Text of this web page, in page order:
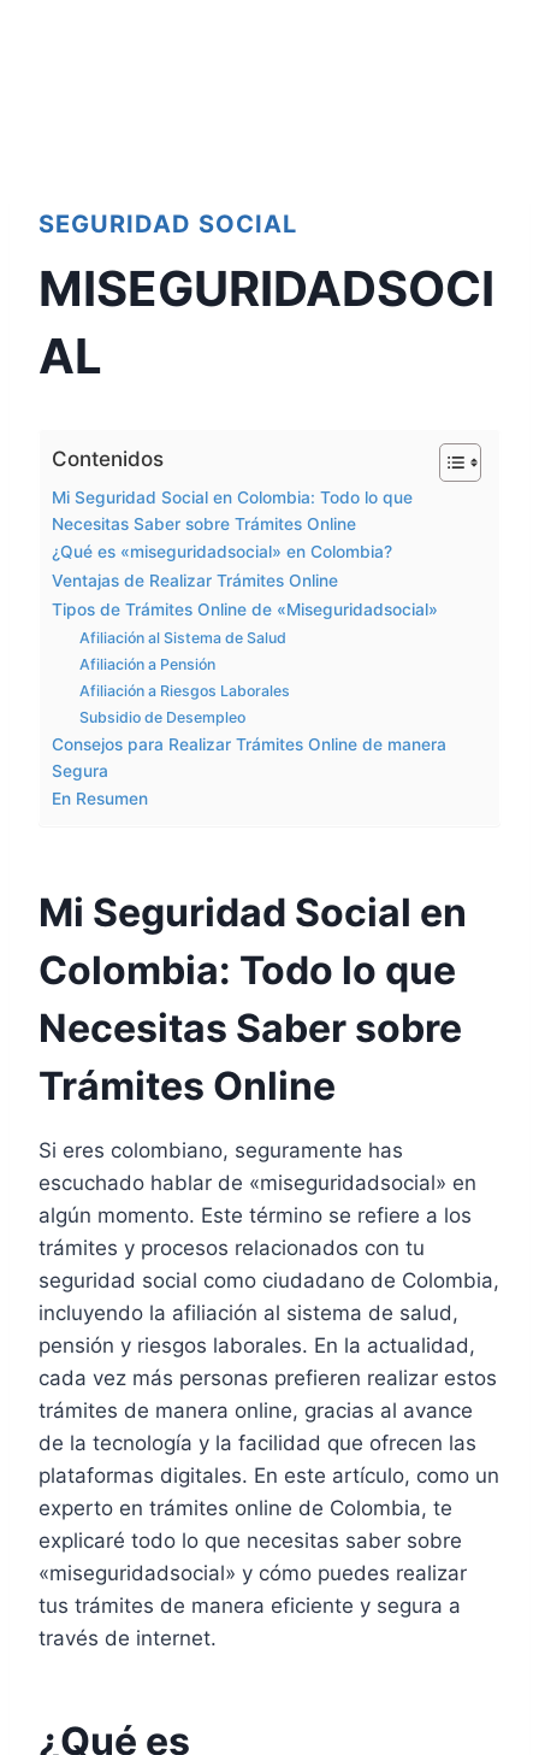
SEGURIDAD SOCIAL
MISEGURIDADSOCI
AL
Contenidos
Mi Seguridad Social en Colombia: Todo lo que
Necesitas Saber sobre Trámites Online
¿Qué es «miseguridadsocial» en Colombia?
Ventajas de Realizar Trámites Online
Tipos de Trámites Online de «Miseguridadsocial»
Afiliación al Sistema de Salud
Afiliación a Pensión
Afiliación a Riesgos Laborales
Subsidio de Desempleo
Consejos para Realizar Trámites Online de manera
Segura
En Resumen
Mi Seguridad Social en
Colombia: Todo lo que
Necesitas Saber sobre
Trámites Online
Si eres colombiano, seguramente has
escuchado hablar de «miseguridadsocial» en
algún momento. Este término se refiere a los
trámites y procesos relacionados con tu
seguridad social como ciudadano de Colombia,
incluyendo la afiliación al sistema de salud,
pensión y riesgos laborales. En la actualidad,
cada vez más personas prefieren realizar estos
trámites de manera online, gracias al avance
de la tecnología y la facilidad que ofrecen las
plataformas digitales. En este artículo, como un
experto en trámites online de Colombia, te
explicaré todo lo que necesitas saber sobre
«miseguridadsocial» y cómo puedes realizar
tus trámites de manera eficiente y segura a
través de internet.
¿Qué es